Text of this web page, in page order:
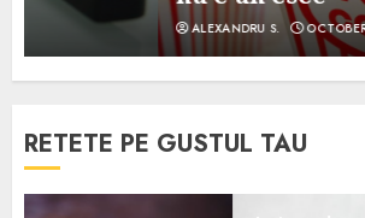
ALEXANDRU S. OCTOBER 18, 2023
RETETE PE GUSTUL TAU